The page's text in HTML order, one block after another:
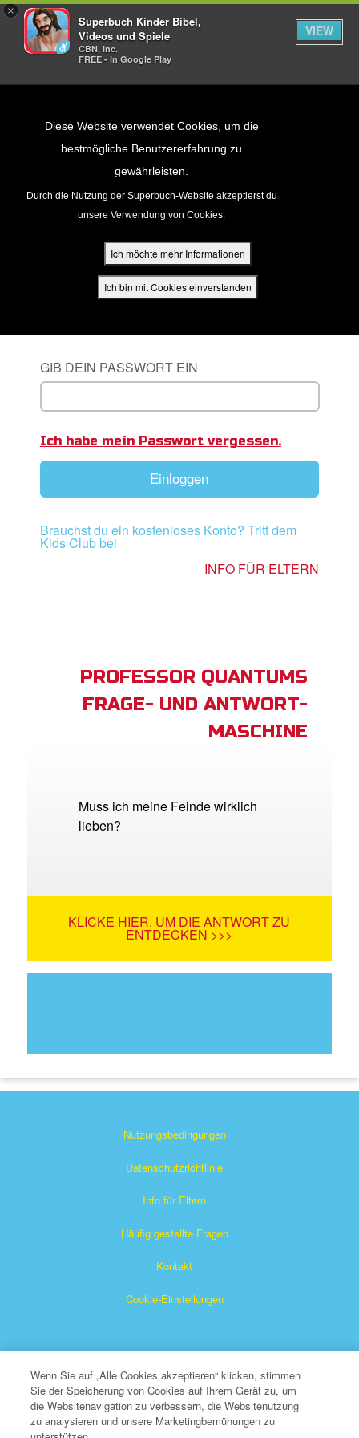
×
Superbuch Kinder Bibel,
Videos und Spiele
CBN, Inc.
FREE - In Google Play
VIEW
Diese Website verwendet Cookies, um die
bestmögliche Benutzererfahrung zu
gewährleisten.
Durch die Nutzung der Superbuch-Website akzeptierst du
unsere Verwendung von Cookies.
Ich möchte mehr Informationen
Ich bin mit Cookies einverstanden
Bibel App
ändern
Log dich in dein Konto
GIB DEINEN BENUTZERNAMEN EIN
GIB DEIN PASSWORT EIN
Ich habe mein Passwort vergessen.
Einloggen
Brauchst du ein kostenloses Konto? Tritt dem
Kids Club bei
INFO FÜR ELTERN
PROFESSOR QUANTUMS
FRAGE- UND ANTWORT-
MASCHINE
Muss ich meine Feinde wirklich
lieben?
KLICKE HIER, UM DIE ANTWORT ZU
ENTDECKEN >>>
Nutzungsbedingungen
Datenschutzrichtlinie
Info für Eltern
Häufig gestellte Fragen
Kontakt
Cookie-Einstellungen
Das Superbuch ist ein eingetragenes Warenzeichen von The
Wenn Sie auf „Alle Cookies akzeptieren“ klicken, stimmen
Sie der Speicherung von Cookies auf Ihrem Gerät zu, um
die Websitenavigation zu verbessern, die Websitenutzung
zu analysieren und unsere Marketingbemühungen zu